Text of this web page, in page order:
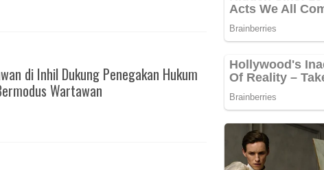
di Inhil Dukung Penegakan Hukum
Wartawan